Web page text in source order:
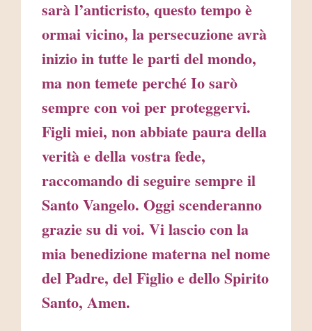
sarà l’anticristo, questo tempo è
ormai vicino, la persecuzione avrà
inizio in tutte le parti del mondo,
ma non temete perché Io sarò
sempre con voi per proteggervi.
Figli miei, non abbiate paura della
verità e della vostra fede,
raccomando di seguire sempre il
Santo Vangelo. Oggi scenderanno
grazie su di voi. Vi lascio con la
mia benedizione materna nel nome
del Padre, del Figlio e dello Spirito
Santo, Amen.